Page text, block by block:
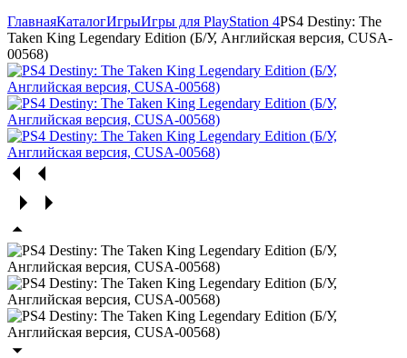
ГлавнаяКаталогИгрыИгры для PlayStation 4PS4 Destiny: The
Taken King Legendary Edition (Б/У, Английская версия, CUSA-
00568)